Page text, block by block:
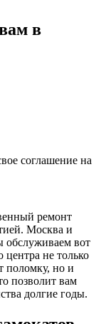
в
соглашение на
ремонт
Москва и
обслуживаем вот
не только
поломку, но и
позволит вам
долгие годы.